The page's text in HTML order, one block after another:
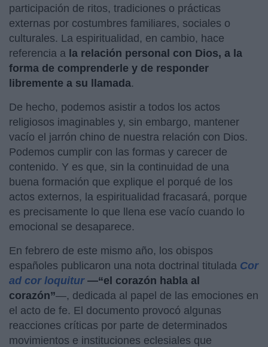
participación de ritos, tradiciones o prácticas
externas por costumbres familiares, sociales o
culturales. La espiritualidad, en cambio, hace
referencia a la relación personal con Dios, a la
forma de comprenderle y de responder
libremente a su llamada.
De hecho, podemos asistir a todos los actos
religiosos imaginables y, sin embargo, mantener
vacío el jarrón chino de nuestra relación con Dios.
Podemos cumplir con las formas y carecer de
contenido. Y es que, sin la continuidad de una
buena formación que explique el porqué de los
actos externos, la espiritualidad fracasará, porque
es precisamente lo que llena ese vacío cuando lo
emocional se desaparece.
En febrero de este mismo año, los obispos
españoles publicaron una nota doctrinal titulada Cor
ad cor loquitur—“el corazón habla al
corazón”—, dedicada al papel de las emociones en
el acto de fe. El documento provocó algunas
reacciones críticas por parte de determinados
movimientos e instituciones eclesiales que